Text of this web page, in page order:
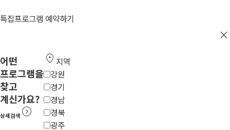
특집프로그램 예약하기
close
어떤
프로그램을
찾고
계신가요?
상세검색 expand_circle_right
location_on 지역
강원
경기
경남
경북
광주